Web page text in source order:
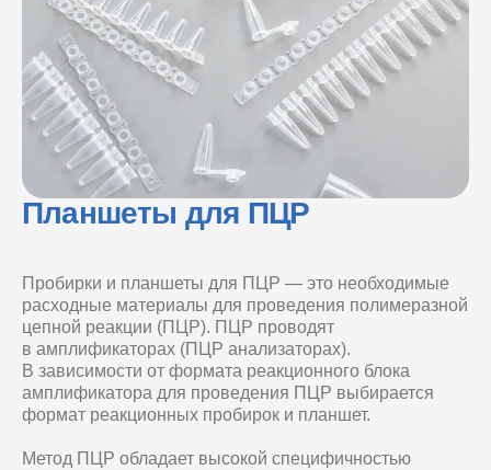
Планшеты для ПЦР
Пробирки и планшеты для ПЦР — это необходимые
расходные материалы для проведения полимеразной
цепной реакции (ПЦР). ПЦР проводят
в амплификаторах (ПЦР анализаторах).
В зависимости от формата реакционного блока
амплификатора для проведения ПЦР выбирается
формат реакционных пробирок и планшет.
Метод ПЦР обладает высокой специфичностью